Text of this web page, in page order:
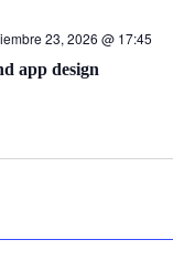
23, 2026 @ 17:45
app design